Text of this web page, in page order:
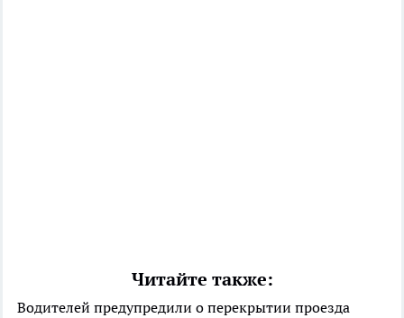
Читайте также:
Водителей предупредили о перекрытии проезда